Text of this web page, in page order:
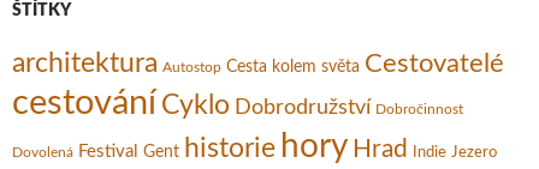
ŠTÍTKY
architektura Autostop Cesta kolem světa Cestovatelé
cestování Cyklo Dobrodružství Dobročinnost
Dovolená Festival Gent historie hory Hrad Indie Jezero